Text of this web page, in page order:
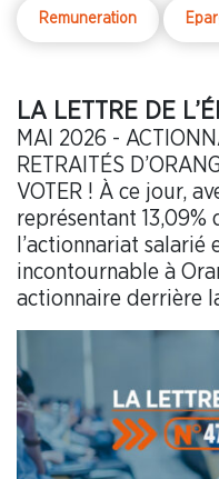
Remuneration
LA LETTRE DE
MAI 2026 -
RETRAITÉS
VOTER ! À ce jour,
représentant
l’actionnariat
incontournable à
actionnaire derrière